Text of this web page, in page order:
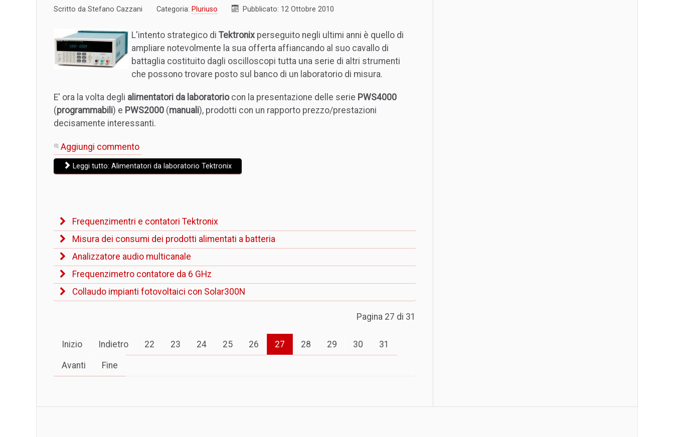
Scritto da Stefano Cazzani Categoria: Pluriuso Pubblicato: 12 Ottobre 2010
L'intento strategico di Tektronix perseguito negli ultimi anni è quello di
ampliare notevolmente la sua offerta affiancando al suo cavallo di
battaglia costituito dagli oscilloscopi tutta una serie di altri strumenti
che possono trovare posto sul banco di un laboratorio di misura.
E' ora la volta degli alimentatori da laboratoriocon la presentazione delle serie PWS4000
(programmabili) e PWS2000 (manuali), prodotti con un rapporto prezzo/prestazioni
decisamente interessanti.
Aggiungi commento
Leggi tutto: Alimentatori da laboratorio Tektronix
Frequenzimentri e contatori Tektronix
Misura dei consumi dei prodotti alimentati a batteria
Analizzatore audio multicanale
Frequenzimetro contatore da 6 GHz
Collaudo impianti fotovoltaici con Solar300N
Pagina 27 di 31
Inizio Indietro 22 23 24 25 26 27 28 29 30 31
Avanti Fine